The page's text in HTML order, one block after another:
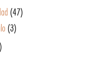
(47)
(3)